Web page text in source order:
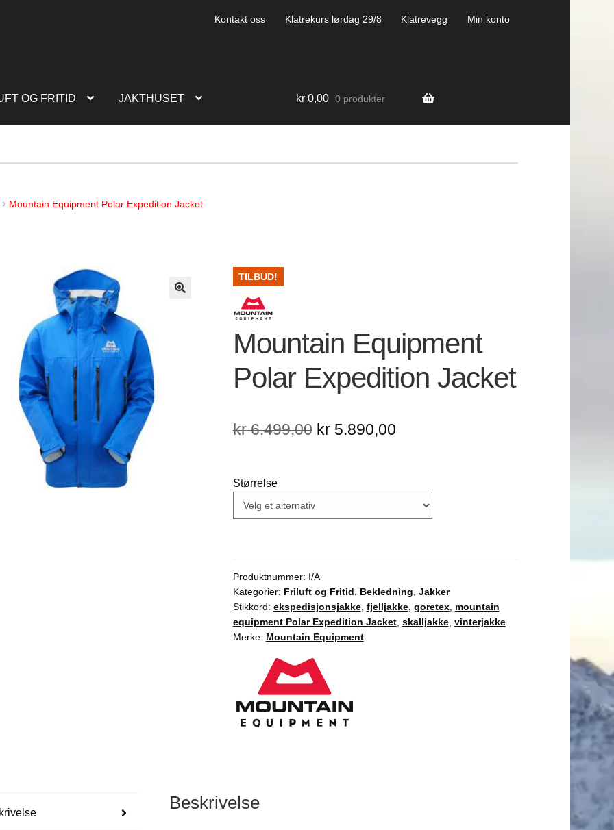
Kontakt oss Klatrekurs lørdag 29/8 Klatrevegg Min konto
OG FRITID JAKTHUSET kr 0,00 0 produkter
Mountain Equipment Polar Expedition Jacket
TILBUD!
Mountain Equipment
Polar Expedition Jacket
kr6.499,00 Opprinnelig
kr5.890,00Nåværende
kr 5.890,00.
Størrelse
Produktnummer: I/A
Kategorier: Friluft og Fritid, Bekledning, Jakker
Stikkord: ekspedisjonsjakke, fjelljakke, goretex, mountain
equipment Polar Expedition Jacket, skalljakke, vinterjakke
Merke: Mountain Equipment
Beskrivelse